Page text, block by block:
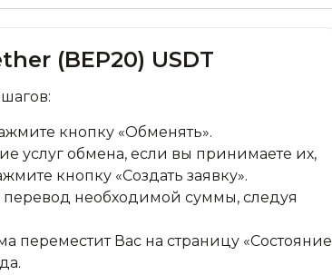
(BEP20) USDT
кнопку «Обменять».
услуг обмена, если вы принимаете их,
кнопку «Создать заявку».
перевод необходимой суммы, следуя
переместит Вас на страницу «Состояние